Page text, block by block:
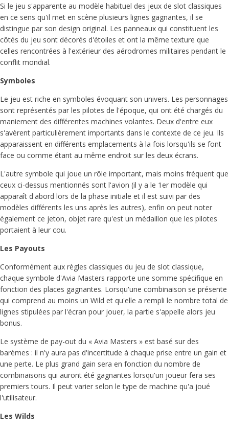
Si le jeu s'apparente au modèle habituel des jeux de slot classiques
en ce sens qu'il met en scène plusieurs lignes gagnantes, il se
distingue par son design original. Les panneaux qui constituent les
côtés du jeu sont décorés d'étoiles et ont la même texture que
celles rencontrées à l'extérieur des aérodromes militaires pendant le
conflit mondial.
Symboles
Le jeu est riche en symboles évoquant son univers. Les personnages
sont représentés par les pilotes de l'époque, qui ont été chargés du
maniement des différentes machines volantes. Deux d'entre eux
s'avèrent particulièrement importants dans le contexte de ce jeu. Ils
apparaissent en différents emplacements à la fois lorsqu'ils se font
face ou comme étant au même endroit sur les deux écrans.
L'autre symbole qui joue un rôle important, mais moins fréquent que
ceux ci-dessus mentionnés sont l'avion (il y a le 1er modèle qui
apparaît d'abord lors de la phase initiale et il est suivi par des
modèles différents les uns après les autres), enfin on peut noter
également ce jeton, objet rare qu'est un médaillon que les pilotes
portaient à leur cou.
Les Payouts
Conformément aux règles classiques du jeu de slot classique,
chaque symbole d'Avia Masters rapporte une somme spécifique en
fonction des places gagnantes. Lorsqu'une combinaison se présente
qui comprend au moins un Wild et qu'elle a rempli le nombre total de
lignes stipulées par l'écran pour jouer, la partie s'appelle alors jeu
bonus.
Le système de pay-out du « Avia Masters » est basé sur des
barèmes : il n'y aura pas d'incertitude à chaque prise entre un gain et
une perte. Le plus grand gain sera en fonction du nombre de
combinaisons qui auront été gagnantes lorsqu'un joueur fera ses
premiers tours. Il peut varier selon le type de machine qu'a joué
l'utilisateur.
Les Wilds